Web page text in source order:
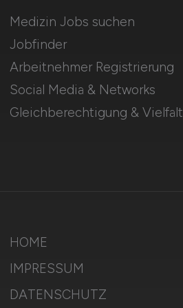
Medizin Jobs suchen
Jobfinder
Arbeitnehmer Registrierung
Social Media & Networks
Gleichberechtigung & Vielfalt
HOME
IMPRESSUM
DATENSCHUTZ